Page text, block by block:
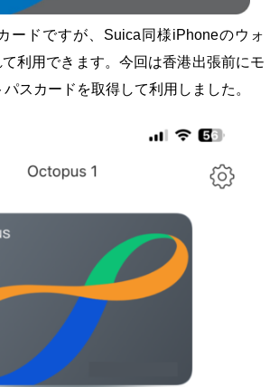
ードですが、Suica同様iPhoneのウォ
利用できます。今回は香港出張前にモ
スカードを取得して利用しました。